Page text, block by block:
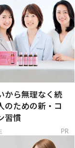
から無理なく続
のための新・コ
習慣
PR